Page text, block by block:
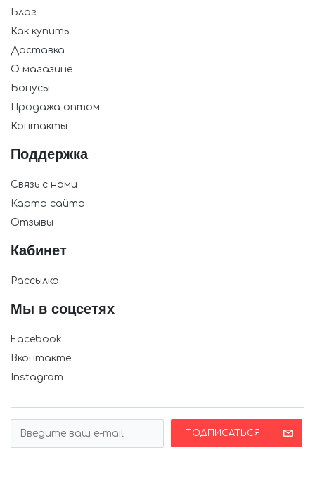
Блог
Как купить
Доставка
О магазине
Бонусы
Продажа оптом
Контакты
Поддержка
Связь с нами
Карта сайта
Отзывы
Кабинет
Рассылка
Мы в соцсетях
Facebook
Вконтакте
Instagram
ПОДПИСАТЬСЯ